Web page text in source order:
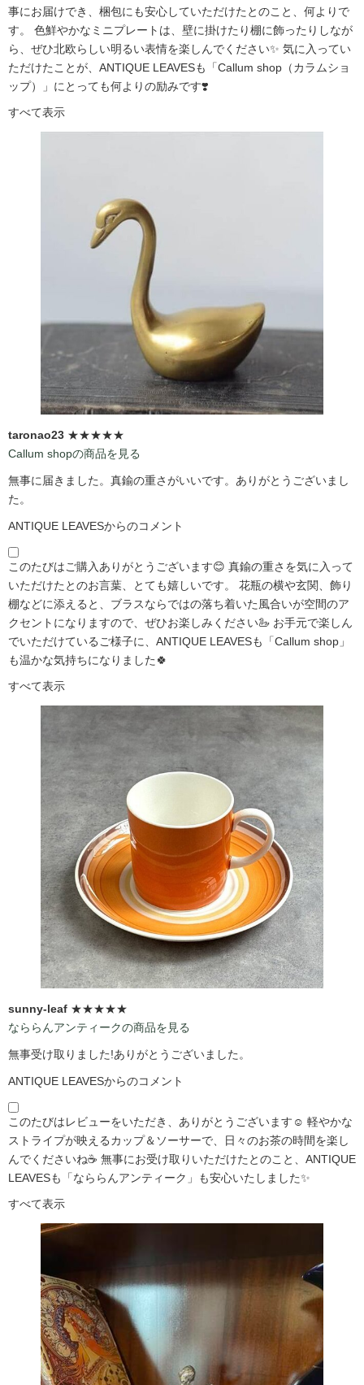
事にお届けでき、梱包にも安心していただけたとのこと、何よりで
す。 色鮮やかなミニプレートは、壁に掛けたり棚に飾ったりしなが
ら、ぜひ北欧らしい明るい表情を楽しんでください✨ 気に入ってい
ただけたことが、ANTIQUE LEAVESも「Callum shop（カラムショ
ップ）」にとっても何よりの励みです❣️
すべて表示
taronao23 ★★★★★
Callum shopの商品を見る
無事に届きました。真鍮の重さがいいです。ありがとうございまし
た。
ANTIQUE LEAVESからのコメント
このたびはご購入ありがとうございます😊 真鍮の重さを気に入って
いただけたとのお言葉、とても嬉しいです。 花瓶の横や玄関、飾り
棚などに添えると、ブラスならではの落ち着いた風合いが空間のア
クセントになりますので、ぜひお楽しみください🦢 お手元で楽しん
でいただけているご様子に、ANTIQUE LEAVESも「Callum shop」
も温かな気持ちになりました🍀
すべて表示
sunny-leaf ★★★★★
なららんアンティークの商品を見る
無事受け取りました!ありがとうございました。
ANTIQUE LEAVESからのコメント
このたびはレビューをいただき、ありがとうございます☺️ 軽やかな
ストライプが映えるカップ＆ソーサーで、日々のお茶の時間を楽し
んでくださいね☕ 無事にお受け取りいただけたとのこと、ANTIQUE
LEAVESも「なららんアンティーク」も安心いたしました✨
すべて表示